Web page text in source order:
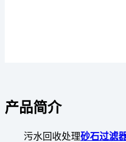
产品简介
污水回收处理砂石过滤